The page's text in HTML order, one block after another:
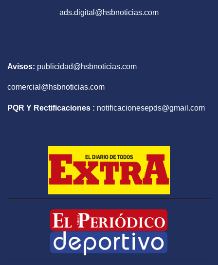
ads.digital@hsbnoticias.com
Avisos: publicidad@hsbnoticias.com
comercial@hsbnoticias.com
PQR Y Rectificaciones : notificacionesepds@gmail.com